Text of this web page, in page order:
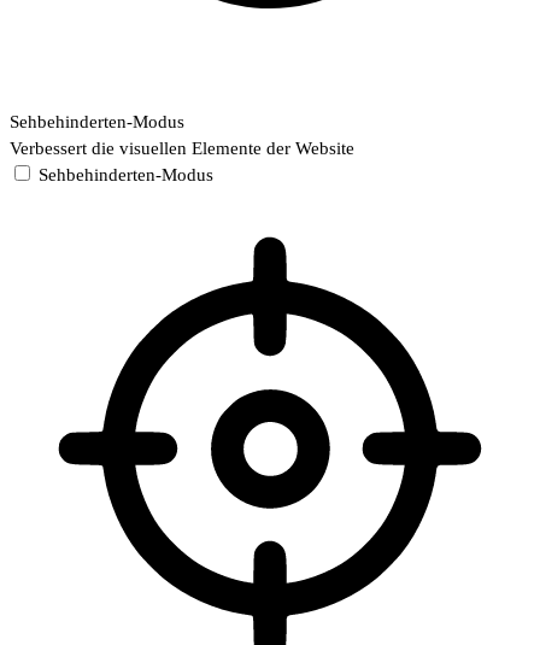
Sehbehinderten-Modus
Verbessert die visuellen Elemente der Website
Sehbehinderten-Modus